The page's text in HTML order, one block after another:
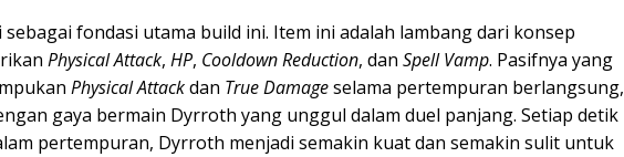
sebagai fondasi utama build ini. Item ini adalah lambang dari konsep
Physical Attack, HP, Cooldown Reduction, dan Spell Vamp. Pasifnya yang
Physical Attackdan True Damageselama pertempuran berlangsung,
gaya bermain Dyrroth yang unggul dalam duel panjang. Setiap detik
pertempuran, Dyrroth menjadi semakin kuat dan semakin sulit untuk